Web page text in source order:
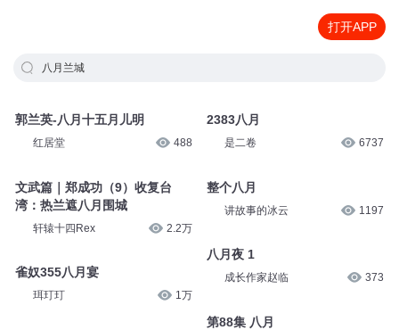
打开APP
八月兰城
郭兰英-八月十五月儿明
红居堂 488
文武篇｜郑成功（9）收复台
湾：热兰遮八月围城
轩辕十四Rex 2.2万
雀奴355八月宴
珥玎玎 1万
2383八月
是二卷 6737
整个八月
讲故事的冰云 1197
八月夜 1
成长作家赵临 373
第88集 八月